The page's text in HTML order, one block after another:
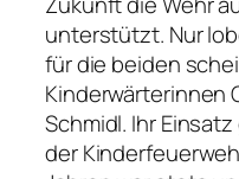
unterstützt. Nur
für die beiden
Kinderwärterinnen
Schmidl. Ihr
der